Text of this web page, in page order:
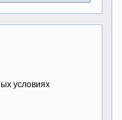
условиях